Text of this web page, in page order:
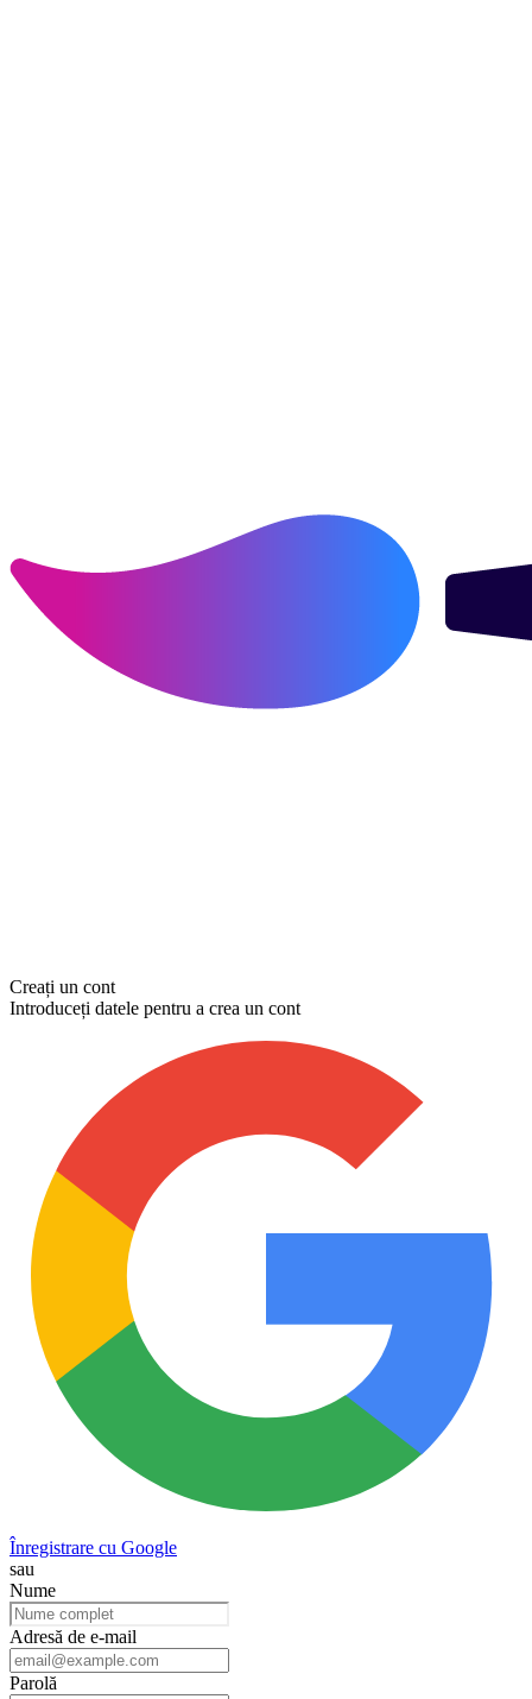
Creați un cont
Introduceți datele pentru a crea un cont
Înregistrare cu Google
sau
Nume
Adresă de e-mail
Parolă